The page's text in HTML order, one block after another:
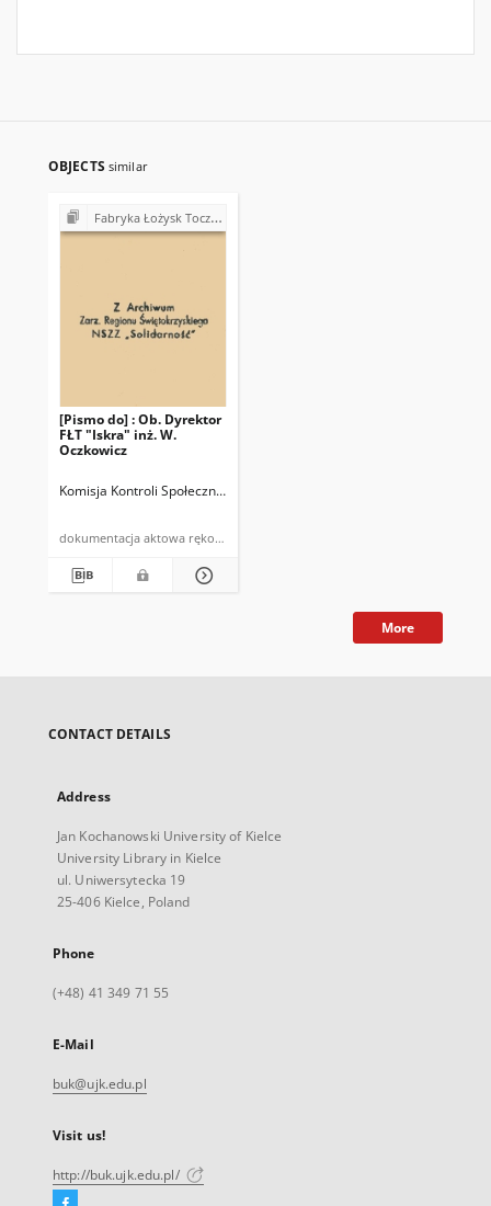
OBJECTS similar
Fabryka Łożysk Tocznych "Iskra" w Kielcach - strajki, postulaty, realizacja postulatów (1980)
[Pismo do] : Ob. Dyrektor
FŁT "Iskra" inż. W.
Oczkowicz
Komisja Kontroli Społecznej FŁT "Iskra"
dokumentacja aktowa rękopis powielony
More
CONTACT DETAILS
Address
Jan Kochanowski University of Kielce
University Library in Kielce
ul. Uniwersytecka 19
25-406 Kielce, Poland
Phone
(+48) 41 349 71 55
E-Mail
buk@ujk.edu.pl
Visit us!
http://buk.ujk.edu.pl/
Facebook